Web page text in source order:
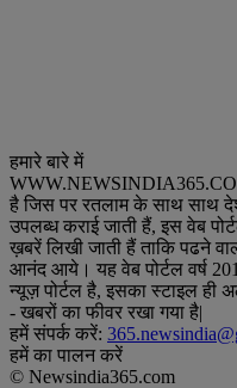
हमारे बारे में
है जिस पर रतलाम के साथ साथ
उपलब्ध कराई जाती हैं, इस वेब
ख़बरें लिखी जाती हैं ताकि पढने
आनंद आये। यह वेब पोर्टल वर्ष
न्यूज़ पोर्टल है, इसका स्टाइल ही
- खबरों का फीवर रखा गया है|
हमें संपर्क करें:
हमें का पालन करें
© Newsindia365.com